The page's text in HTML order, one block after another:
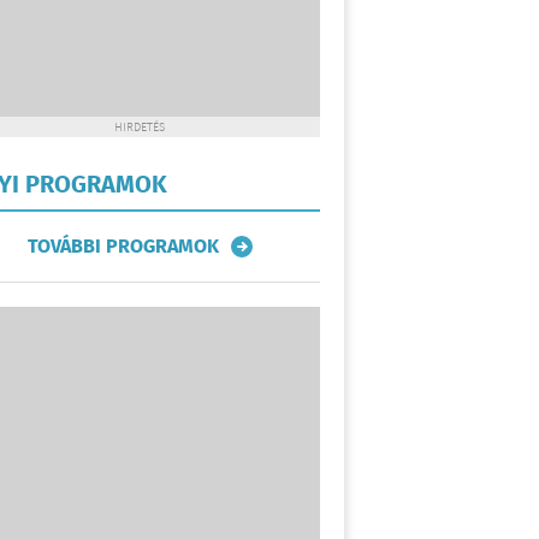
HIRDETÉS
PROGRAMOK
TOVÁBBI PROGRAMOK